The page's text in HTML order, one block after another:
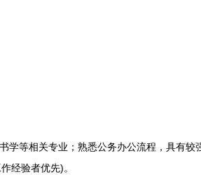
等相关专业；熟悉公务办公流程，具有较
经验者优先)。